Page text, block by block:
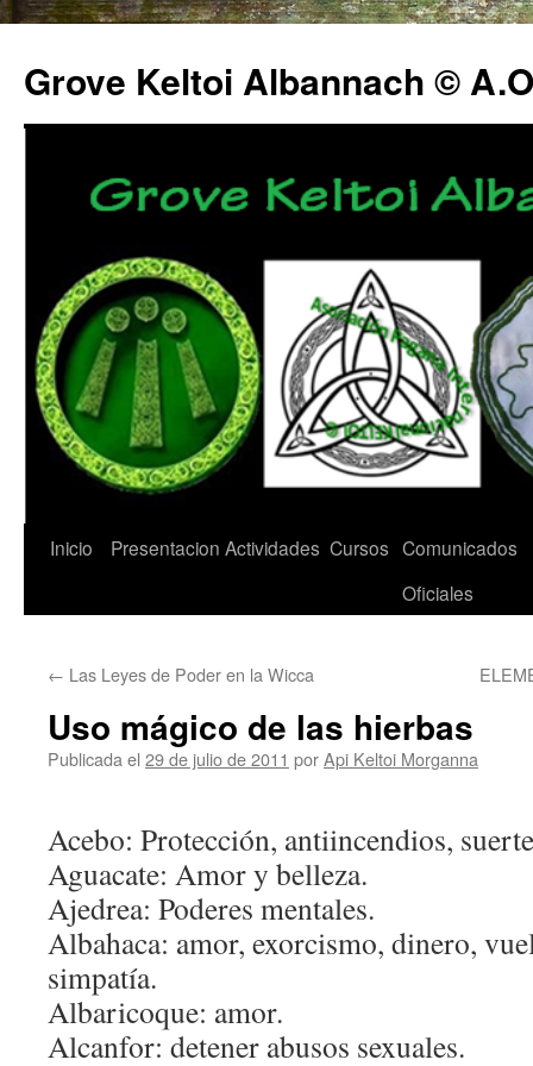
Grove Keltoi Albannach ©
Saltar
Inicio Presentacion Actividades Cursos Comunicados
Oficiales
← Las Leyes de Poder en la Wicca
Uso mágico de las hierbas
Publicada el 29 de julio de 2011 porApi Keltoi Morganna
Acebo: Protección, antiincendios,
Aguacate: Amor y belleza.
Ajedrea: Poderes mentales.
Albahaca: amor, exorcismo, dinero,
simpatía.
Albaricoque: amor.
Alcanfor: detener abusos sexuales.